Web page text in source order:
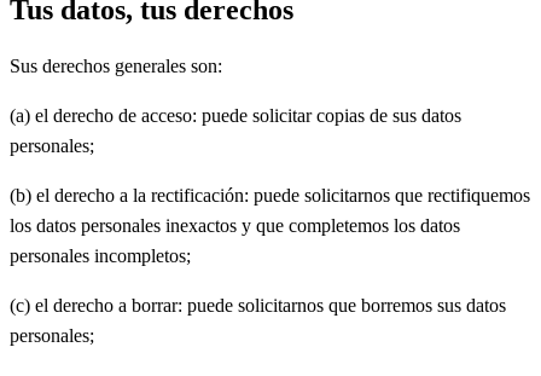
Tus datos, tus derechos
Sus derechos generales son:
(a) el derecho de acceso: puede solicitar copias de sus datos
personales;
(b) el derecho a la rectificación: puede solicitarnos que rectifiquemos
los datos personales inexactos y que completemos los datos
personales incompletos;
(c) el derecho a borrar: puede solicitarnos que borremos sus datos
personales;